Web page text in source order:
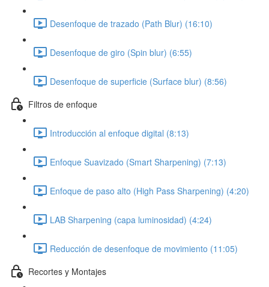
Desenfoque de trazado (Path Blur) (16:10)
Desenfoque de giro (Spin blur) (6:55)
Desenfoque de superficie (Surface blur) (8:56)
Filtros de enfoque
Introducción al enfoque digital (8:13)
Enfoque Suavizado (Smart Sharpening) (7:13)
Enfoque de paso alto (High Pass Sharpening) (4:20)
LAB Sharpening (capa luminosidad) (4:24)
Reducción de desenfoque de movimiento (11:05)
Recortes y Montajes